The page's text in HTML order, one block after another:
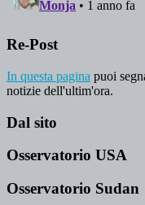
Re-Post
In questa pagina puoi
notizie dell'ultim'ora.
Dal sito
Osservatorio USA
Osservatorio Sudan